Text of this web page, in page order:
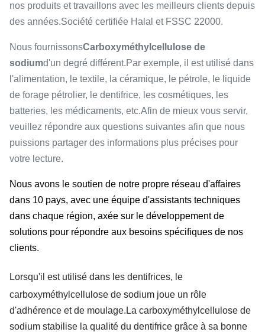
nos produits et travaillons avec les meilleurs clients depuis
des années.Société certifiée Halal et FSSC 22000.
Nous fournissonsCarboxyméthylcellulose de
sodiumd'un degré différent.Par exemple, il est utilisé dans
l'alimentation, le textile, la céramique, le pétrole, le liquide
de forage pétrolier, le dentifrice, les cosmétiques, les
batteries, les médicaments, etc.Afin de mieux vous servir,
veuillez répondre aux questions suivantes afin que nous
puissions partager des informations plus précises pour
votre lecture.
Nous avons le soutien de notre propre réseau d'affaires
dans 10 pays, avec une équipe d'assistants techniques
dans chaque région, axée sur le développement de
solutions pour répondre aux besoins spécifiques de nos
clients.
Lorsqu'il est utilisé dans les dentifrices, le
carboxyméthylcellulose de sodium joue un rôle
d'adhérence et de moulage.La carboxyméthylcellulose de
sodium stabilise la qualité du dentifrice grâce à sa bonne